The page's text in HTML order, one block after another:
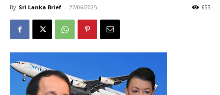
By Sri Lanka Brief - 27/06/2025 655